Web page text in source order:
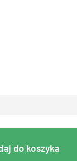
do koszyka